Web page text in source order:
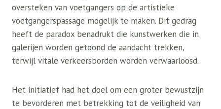
oversteken van voetgangers op de artistieke
voetgangerspassage mogelijk te maken. Dit gedrag
heeft de paradox benadrukt die kunstwerken die in
galerijen worden getoond de aandacht trekken,
terwijl vitale verkeersborden worden verwaarloosd.
Het initiatief had het doel om een ​​groter bewustzijn
te bevorderen met betrekking tot de veiligheid van